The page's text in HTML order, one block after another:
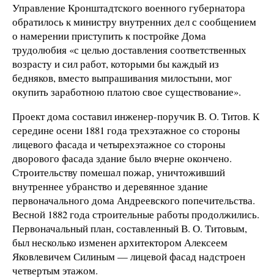
Управление Кронштадтского военного губернатора
обратилось к министру внутренних дел с сообщением
о намерении приступить к постройке Дома
трудолюбия «с целью доставления соответственных
возрасту и сил работ, которыми бы каждый из
бедняков, вместо выпрашивания милостыни, мог
окупить заработною платою свое существование».
Проект дома составил инженер-поручик В. О. Титов. К
середине осени 1881 года трехэтажное со стороны
лицевого фасада и четырехэтажное со стороны
дворового фасада здание было вчерне окончено.
Строительству помешал пожар, уничтоживший
внутреннее убранство и деревянное здание
первоначального дома Андреевского попечительства.
Весной 1882 года строительные работы продолжились.
Первоначальный план, составленный В. О. Титовым,
был несколько изменен архитектором Алексеем
Яковлевичем Силиным — лицевой фасад надстроен
четвертым этажом.